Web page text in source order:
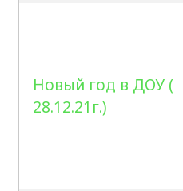
Новый год в ДОУ (
28.12.21г.)